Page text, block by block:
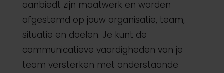
aanbiedt zijn maatwerk en worden
afgestemd op jouw organisatie, team,
situatie en doelen. Je kunt de
communicatieve vaardigheden van je
team versterken met onderstaande